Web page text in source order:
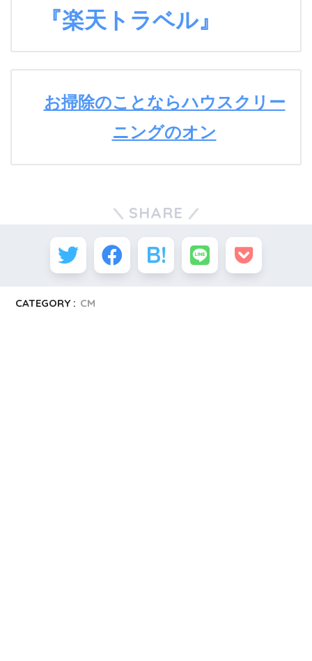
『楽天トラベル』
お掃除のことならハウスクリー
ニングのオン
SHARE
CATEGORY : CM